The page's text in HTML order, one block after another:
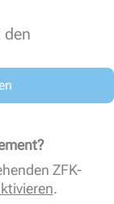
ZFK-
.